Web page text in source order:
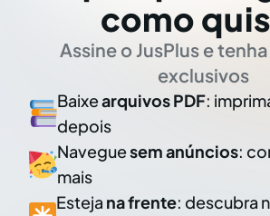
como
Assine o JusPlus e
exclusivos
Baixearquivos PDF:
depois
Naveguesem anúncios:
mais
Esteja na frente: descubra